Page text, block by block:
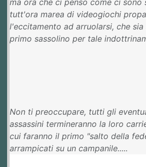
tutt'ora marea di videogiochi
l'eccitamento ad arruolarsi, che
primo sassolino per tale
Non ti preoccupare, tutti gli
assassini termineranno la loro
cui faranno il primo "salto della
arrampicati su un campanile.....